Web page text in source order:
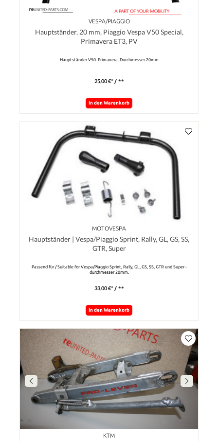
VESPA/PIAGGIO
Hauptständer, 20 mm, Piaggio Vespa V50 Special,
Primavera ET3, PV
Hauptständer V50. Primavera. Durchmesser 20mm
25,00 €* / **
In den Warenkorb
MOTOVESPA
Hauptständer | Vespa/Piaggio Sprint, Rally, GL, GS, SS,
GTR, Super
Passend für / Suitable for Vespa/Piaggio Sprint, Rally, GL, GS, SS, GTR und Super -
durchmesser 20mm.
33,00 €* / **
In den Warenkorb
KTM